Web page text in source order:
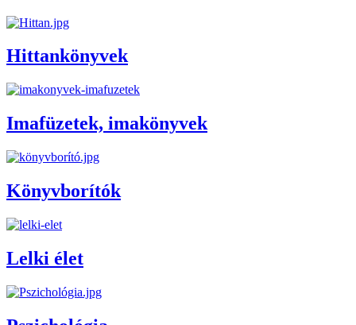
Hittankönyvek
Imafüzetek, imakönyvek
Könyvborítók
Lelki élet